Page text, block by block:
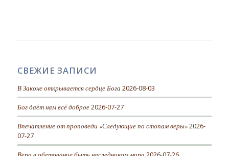
СВЕЖИЕ ЗАПИСИ
В Законе открывается сердце Бога 2026-08-03
Бог даёт нам всё доброе 2026-07-27
Впечатление от проповеди «Следующие по стопам веры» 2026-
07-27
Вера в обетование быть наследником мира